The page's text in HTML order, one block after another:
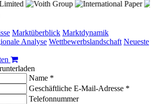
Marktüberblick Marktdynamik
Analyse Wettbewerbslandschaft Neueste
Name *
Geschäftliche E-Mail-Adresse *
Telefonnummer